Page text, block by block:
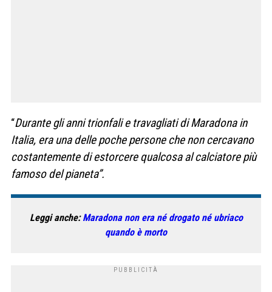
“Durante gli anni trionfali e travagliati di Maradona in
Italia, era una delle poche persone che non cercavano
costantemente di estorcere qualcosa al calciatore più
famoso del pianeta”.
Leggi anche:Maradona non era né drogato né ubriaco
quando è morto